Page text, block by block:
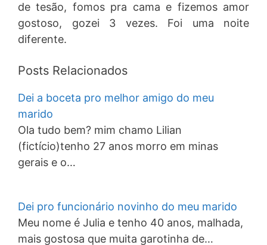
de tesão, fomos pra cama e fizemos amor
gostoso, gozei 3 vezes. Foi uma noite
diferente.
Posts Relacionados
Dei a boceta pro melhor amigo do meu
marido
Ola tudo bem? mim chamo Lilian
(fictício)tenho 27 anos morro em minas
gerais e o…
Dei pro funcionário novinho do meu marido
Meu nome é Julia e tenho 40 anos, malhada,
mais gostosa que muita garotinha de…